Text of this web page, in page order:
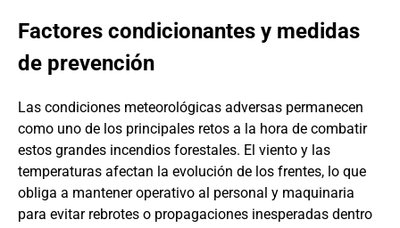
Factores condicionantes y medidas
de prevención
Las condiciones meteorológicas adversas permanecen
como uno de los principales retos a la hora de combatir
estos grandes incendios forestales. El viento y las
temperaturas afectan la evolución de los frentes, lo que
obliga a mantener operativo al personal y maquinaria
para evitar rebrotes o propagaciones inesperadas dentro